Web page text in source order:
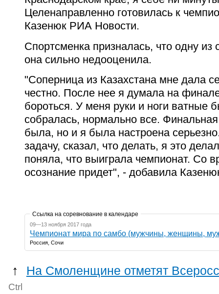
Целенаправленно готовилась к
Казенюк РИА Новости.
Спортсменка призналась, что одну из
она сильно недооценила.
"Соперница из Казахстана мне дала
честно. После нее я думала на
бороться. У меня руки и ноги ватные
собралась, нормально все.
была, но и я была настроена
задачу, сказал, что делать, я это
поняла, что выиграла чемпионат. Со
осознание придет", - добавила
Ссылка на соревнование в календаре
09—13 ноября 2017 года
Чемпионат мира по самбо (мужчины, женщины,
Россия, Сочи
↑ На Смоленщине отметят
Ctrl